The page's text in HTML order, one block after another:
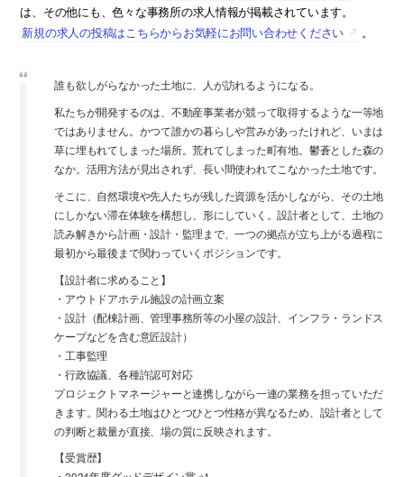
は、その他にも、色々な事務所の求人情報が掲載されています。
新規の求人の投稿はこちらからお気軽にお問い合わせください
。
誰も欲しがらなかった土地に、人が訪れるようになる。
私たちが開発するのは、不動産事業者が競って取得するような一等地
ではありません。かつて誰かの暮らしや営みがあったけれど、いまは
草に埋もれてしまった場所。荒れてしまった町有地。鬱蒼とした森の
なか。活用方法が見出されず、長い間使われてこなかった土地です。
そこに、自然環境や先人たちが残した資源を活かしながら、その土地
にしかない滞在体験を構想し、形にしていく。設計者として、土地の
読み解きから計画・設計・監理まで、一つの拠点が立ち上がる過程に
最初から最後まで関わっていくポジションです。
【設計者に求めること】
・アウトドアホテル施設の計画立案
・設計（配棟計画、管理事務所等の小屋の設計、インフラ・ランドス
ケープなどを含む意匠設計）
・工事監理
・行政協議、各種許認可対応
プロジェクトマネージャーと連携しながら一連の業務を担っていただ
きます。関わる土地はひとつひとつ性格が異なるため、設計者として
の判断と裁量が直接、場の質に反映されます。
【受賞歴】